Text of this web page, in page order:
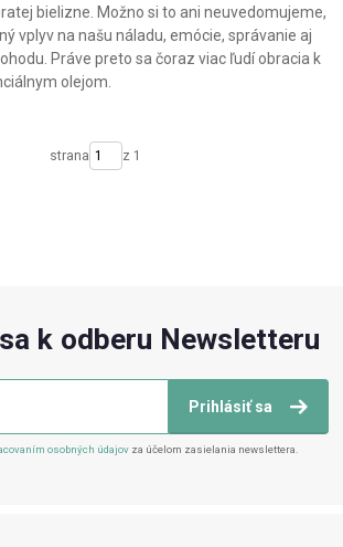
bielizne. Možno si to ani neuvedomujeme,
vplyv na našu náladu, emócie, správanie aj
Práve preto sa čoraz viac ľudí obracia k
olejom.
strana z 1
k odberu Newsletteru
Prihlásiť sa
osobných údajov za účelom zasielania newslettera.